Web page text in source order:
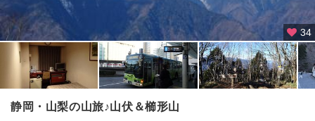
舘
山
寺
34
静岡・山梨の山旅♪山伏＆櫛形山